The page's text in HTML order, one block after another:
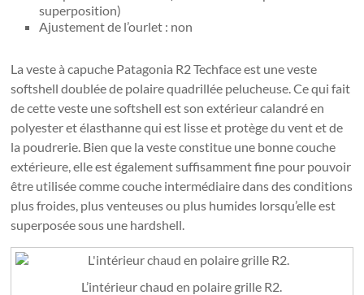
superposition)
Ajustement de l’ourlet : non
La veste à capuche Patagonia R2 Techface est une veste
softshell doublée de polaire quadrillée pelucheuse. Ce qui fait
de cette veste une softshell est son extérieur calandré en
polyester et élasthanne qui est lisse et protège du vent et de
la poudrerie. Bien que la veste constitue une bonne couche
extérieure, elle est également suffisamment fine pour pouvoir
être utilisée comme couche intermédiaire dans des conditions
plus froides, plus venteuses ou plus humides lorsqu’elle est
superposée sous une hardshell.
L’intérieur chaud en polaire grille R2.